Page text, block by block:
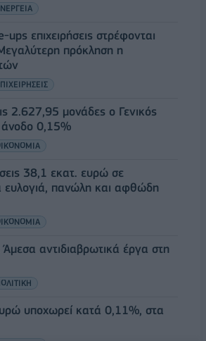
ups επιχειρήσεις στρέφονται
πρόκληση η
2.627,95 μονάδες ο Γενικός
άνοδο 0,15%
38,1 εκατ. ευρώ σε
ευλογιά, πανώλη και αφθώδη
αντιδιαβρωτικά έργα στη
υποχωρεί κατά 0,11%, στα